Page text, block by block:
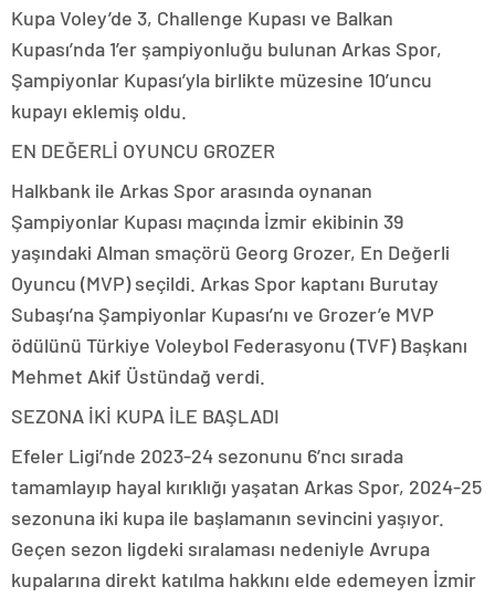
Kupa Voley’de 3, Challenge Kupası ve Balkan
Kupası’nda 1’er şampiyonluğu bulunan Arkas Spor,
Şampiyonlar Kupası’yla birlikte müzesine 10’uncu
kupayı eklemiş oldu.
EN DEĞERLİ OYUNCU GROZER
Halkbank ile Arkas Spor arasında oynanan
Şampiyonlar Kupası maçında İzmir ekibinin 39
yaşındaki Alman smaçörü Georg Grozer, En Değerli
Oyuncu (MVP) seçildi. Arkas Spor kaptanı Burutay
Subaşı’na Şampiyonlar Kupası’nı ve Grozer’e MVP
ödülünü Türkiye Voleybol Federasyonu (TVF) Başkanı
Mehmet Akif Üstündağ verdi.
SEZONA İKİ KUPA İLE BAŞLADI
Efeler Ligi’nde 2023-24 sezonunu 6’ncı sırada
tamamlayıp hayal kırıklığı yaşatan Arkas Spor, 2024-25
sezonuna iki kupa ile başlamanın sevincini yaşıyor.
Geçen sezon ligdeki sıralaması nedeniyle Avrupa
kupalarına direkt katılma hakkını elde edemeyen İzmir